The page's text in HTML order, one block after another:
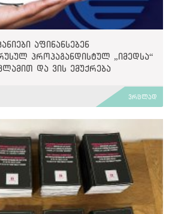
აფინანსებენ
პროპაგანდისტულ „იმედსა“
და ვის ემუქრება
ვრცლად